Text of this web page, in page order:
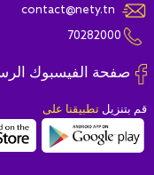
صفحة الفيسبوك
قم بتنزيل تطبيقنا على